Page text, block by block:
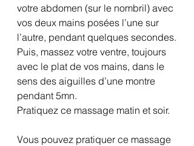
votre abdomen (sur le nombril) avec
vos deux mains posées l’une sur
l’autre, pendant quelques secondes.
Puis, massez votre ventre, toujours
avec le plat de vos mains, dans le
sens des aiguilles d’une montre
pendant 5mn.
Pratiquez ce massage matin et soir.
Vous pouvez pratiquer ce massage